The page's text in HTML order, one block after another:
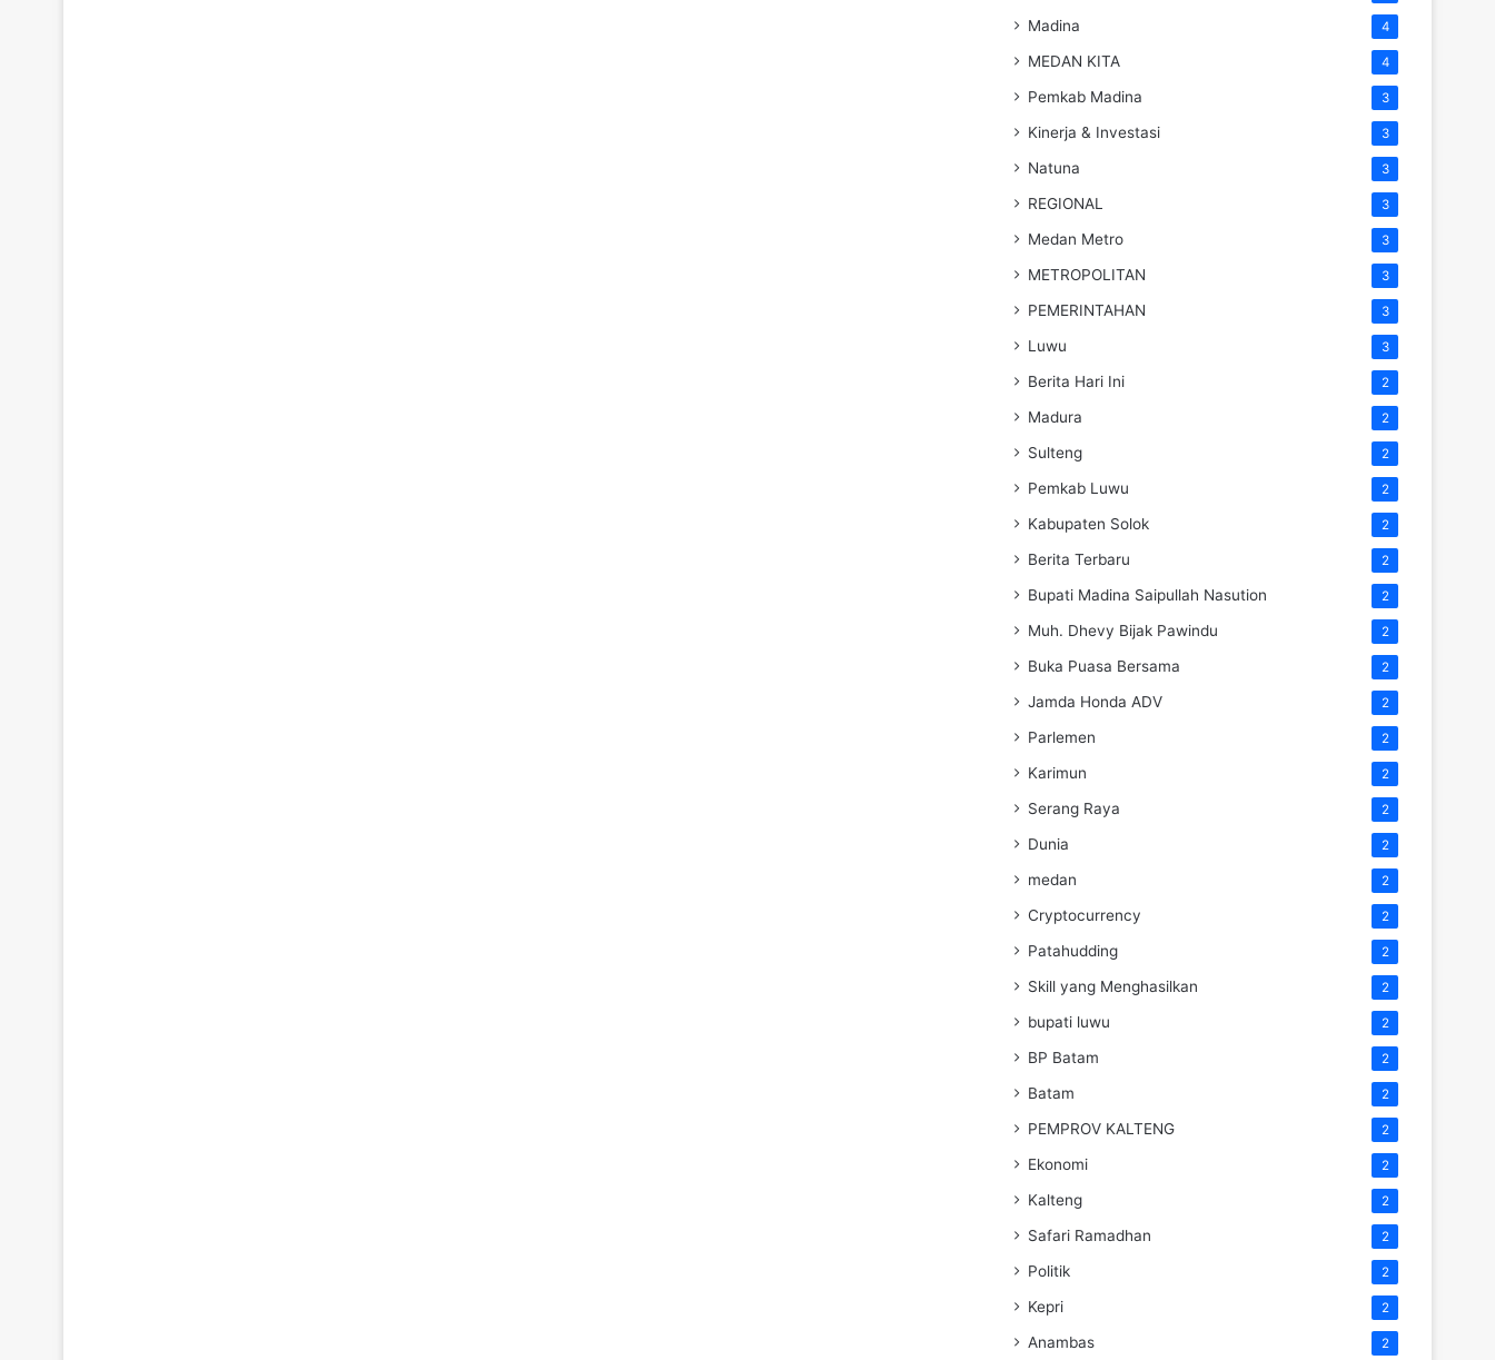
Madina 4
MEDAN KITA 4
Pemkab Madina 3
Kinerja & Investasi 3
Natuna 3
REGIONAL 3
Medan Metro 3
METROPOLITAN 3
PEMERINTAHAN 3
Luwu 3
Berita Hari Ini 2
Madura 2
Sulteng 2
Pemkab Luwu 2
Kabupaten Solok 2
Berita Terbaru 2
Bupati Madina Saipullah Nasution 2
Muh. Dhevy Bijak Pawindu 2
Buka Puasa Bersama 2
Jamda Honda ADV 2
Parlemen 2
Karimun 2
Serang Raya 2
Dunia 2
medan 2
Cryptocurrency 2
Patahudding 2
Skill yang Menghasilkan 2
bupati luwu 2
BP Batam 2
Batam 2
PEMPROV KALTENG 2
Ekonomi 2
Kalteng 2
Safari Ramadhan 2
Politik 2
Kepri 2
Anambas 2